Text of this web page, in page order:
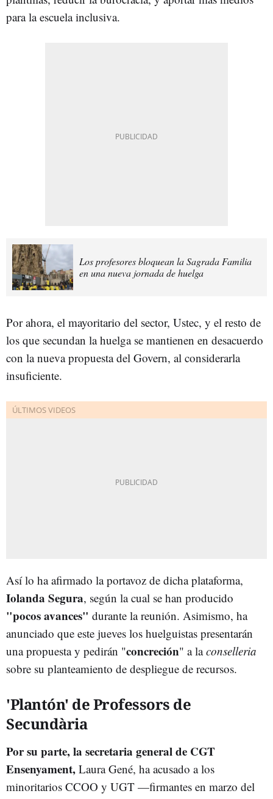
para la escuela inclusiva.
Los profesores bloquean la Sagrada Familia
en una nueva jornada de huelga
Por ahora, el mayoritario del sector, Ustec, y el resto de
los que secundan la huelga se mantienen en desacuerdo
con la nueva propuesta del Govern, al considerarla
insuficiente.
Así lo ha afirmado la portavoz de dicha plataforma,
Iolanda Segura, según la cual se han producido
"pocos avances" durante la reunión. Asimismo, ha
anunciado que este jueves los huelguistas presentarán
una propuesta y pedirán "concreción" a laconselleria
sobre su planteamiento de despliegue de recursos.
'Plantón' de Professors de
Secundària
Por su parte, la secretaria general de CGT
Ensenyament, Laura Gené, ha acusado a los
minoritarios CCOO y UGT —firmantes en marzo del